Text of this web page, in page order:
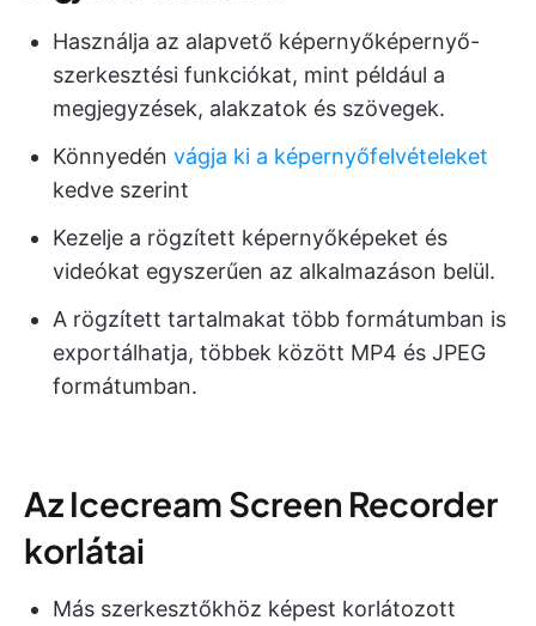
Használja az alapvető képernyőképernyő-
szerkesztési funkciókat, mint például a
megjegyzések, alakzatok és szövegek.
Könnyedén vágja ki a képernyőfelvételeket
kedve szerint
Kezelje a rögzített képernyőképeket és
videókat egyszerűen az alkalmazáson belül.
A rögzített tartalmakat több formátumban is
exportálhatja, többek között MP4 és JPEG
formátumban.
Az Icecream Screen Recorder
korlátai
Más szerkesztőkhöz képest korlátozott